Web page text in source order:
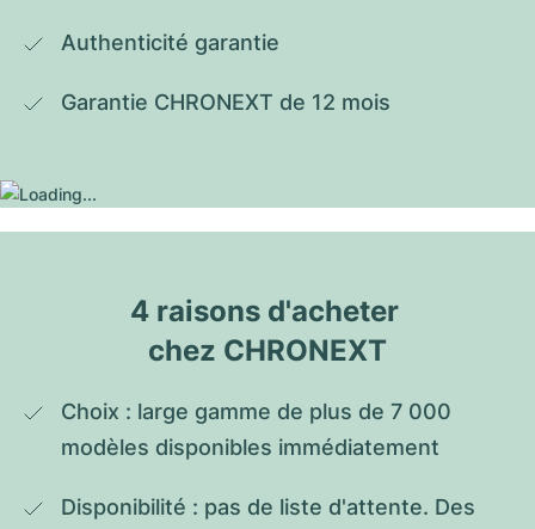
Authenticité garantie
Garantie CHRONEXT de 12 mois
4 raisons d'acheter
chez CHRONEXT
Choix : large gamme de plus de 7 000
modèles disponibles immédiatement
Disponibilité : pas de liste d'attente. Des